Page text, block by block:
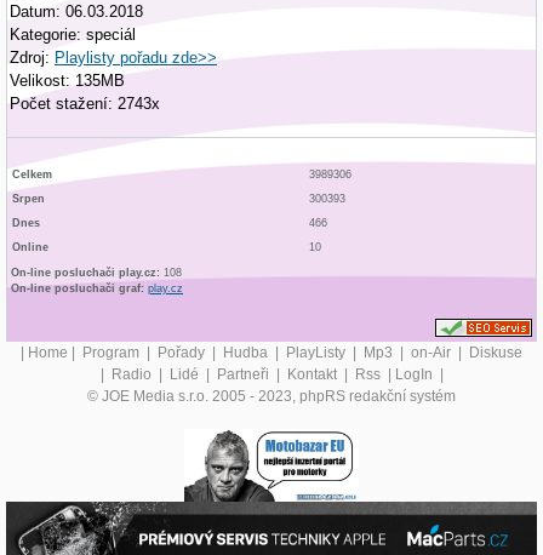
Datum: 06.03.2018
Kategorie: speciál
Zdroj: Playlisty pořadu zde>>
Velikost: 135MB
Počet stažení: 2743x
Celkem
3989306
Srpen
300393
Dnes
466
Online
10
On-line posluchači play.cz: 108
On-line posluchači graf: play.cz
| Home | Program | Pořady | Hudba | PlayListy | Mp3 | on-Air | Diskuse
| Radio | Lidé | Partneři | Kontakt | Rss | LogIn |
© JOE Media s.r.o. 2005 - 2023, phpRS redakční systém